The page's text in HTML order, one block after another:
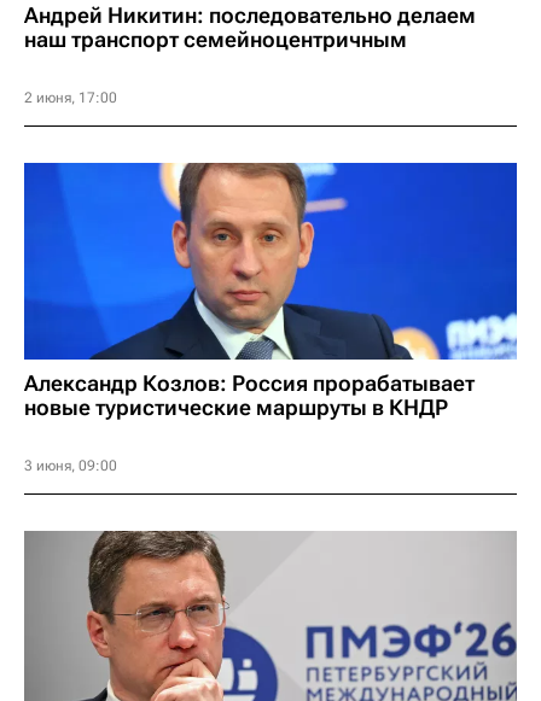
Андрей Никитин: последовательно делаем
наш транспорт семейноцентричным
2 июня, 17:00
Александр Козлов: Россия прорабатывает
новые туристические маршруты в КНДР
3 июня, 09:00